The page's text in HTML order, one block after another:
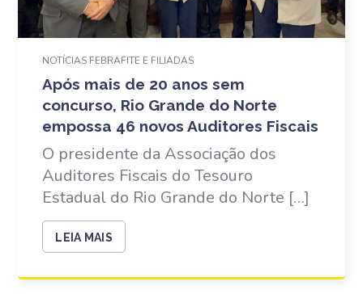
NOTÍCIAS FEBRAFITE E FILIADAS
Após mais de 20 anos sem
concurso, Rio Grande do Norte
empossa 46 novos Auditores Fiscais
O presidente da Associação dos
Auditores Fiscais do Tesouro
Estadual do Rio Grande do Norte […]
LEIA MAIS